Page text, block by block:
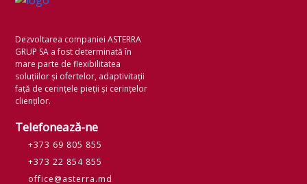
Dezvoltarea companiei ASTERRA
GRUP SA a fost determinată în
mare parte de flexibilitatea
soluțiilor și ofertelor, adaptivitații
față de cerințele pieții și cerințelor
clienților.
Telefonează-ne
+373 69 805 855
+373 22 854 855
office@asterra.md